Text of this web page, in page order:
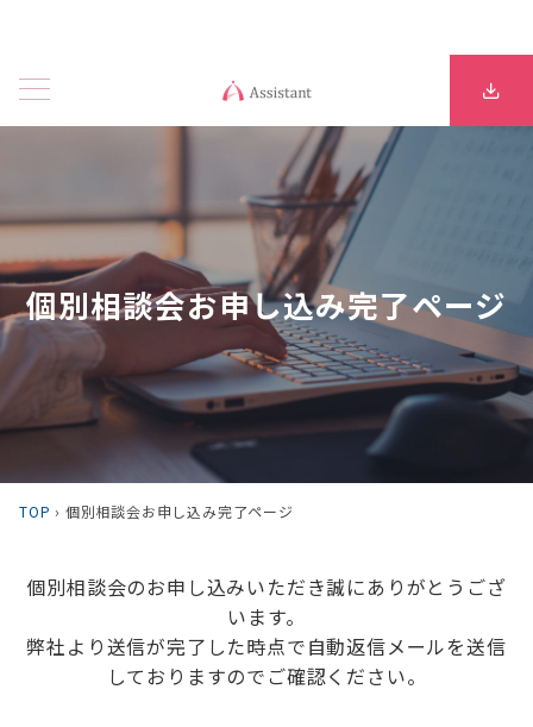
個別相談会お申し込み完了ページ
TOP › 個別相談会お申し込み完了ページ
個別相談会のお申し込みいただき誠にありがとうござ
います。
弊社より送信が完了した時点で自動返信メールを送信
しておりますのでご確認ください。